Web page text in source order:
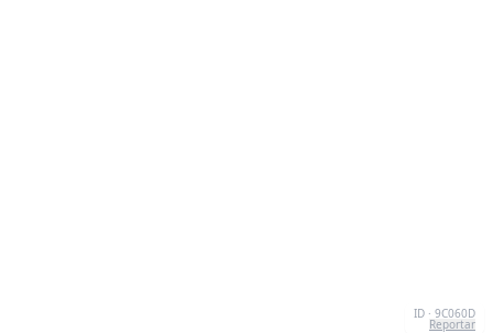
ID · 9C060D
Reportar